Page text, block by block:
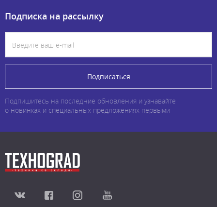
Подписка на рассылку
Подписаться
Подпишитесь на последние обновления и узнавайте
о новинках и специальных предложениях первыми